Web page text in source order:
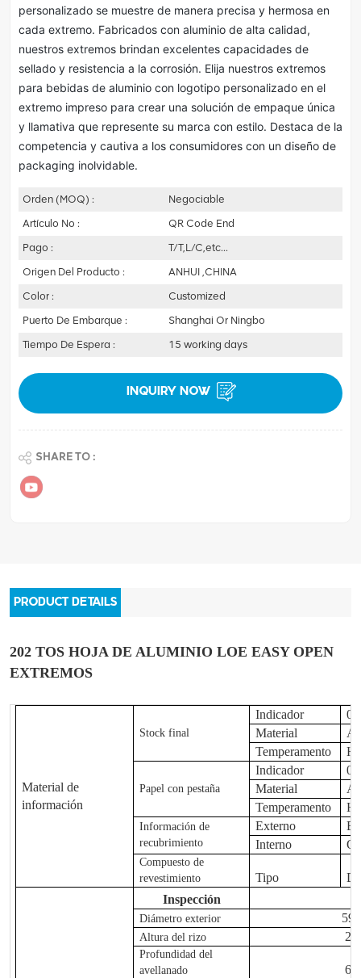
personalizado se muestre de manera precisa y hermosa en
cada extremo. Fabricados con aluminio de alta calidad,
nuestros extremos brindan excelentes capacidades de
sellado y resistencia a la corrosión. Elija nuestros extremos
para bebidas de aluminio con logotipo personalizado en el
extremo impreso para crear una solución de empaque única
y llamativa que represente su marca con estilo. Destaca de la
competencia y cautiva a los consumidores con un diseño de
packaging inolvidable.
Orden (MOQ) :
Negociable
Artículo No :
QR Code End
Pago :
T/T,L/C,etc...
Origen Del Producto :
ANHUI ,CHINA
Color :
Customized
Puerto De Embarque :
Shanghai Or Ningbo
Tiempo De Espera :
15 working days
INQUIRY NOW
SHARE TO :
PRODUCT DETAILS
202 TOS HOJA DE ALUMINIO LOE EASY OPEN
EXTREMOS
Material de
información
Stock final
Indicador
Material
Temperamento
Papel con pestaña
Indicador
Material
Temperamento
Información de
recubrimiento
Externo
Interno
Compuesto de
revestimiento
Tipo
Inspección
Diámetro exterior
Altura del rizo
Profundidad del
avellanado